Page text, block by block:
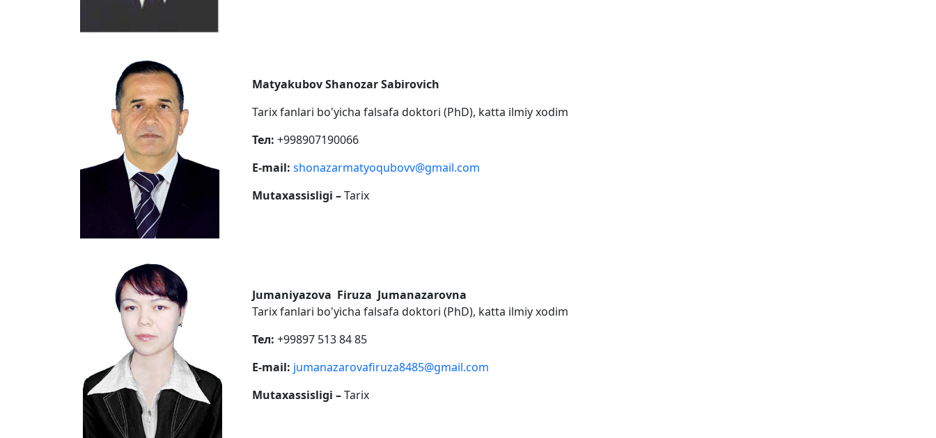
Matyakubov Shanozar Sabirovich
Tarix fanlari bo'yicha falsafa doktori (PhD), katta ilmiy xodim
Тел: +998907190066
E-mail: shonazarmatyoqubovv@gmail.com
Mutaxassisligi –Tarix
Jumaniyazova Firuza Jumanazarovna
Tarix fanlari bo'yicha falsafa doktori (PhD), katta ilmiy xodim
Тел: +99897 513 84 85
E-mail: jumanazarovafiruza8485@gmail.com
Mutaxassisligi –Tarix